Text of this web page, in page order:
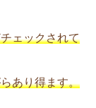
ェックされて
あり得ます。